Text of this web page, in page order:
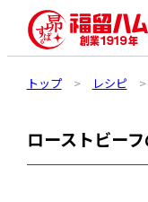
トップ > レシピ >
ローストビー